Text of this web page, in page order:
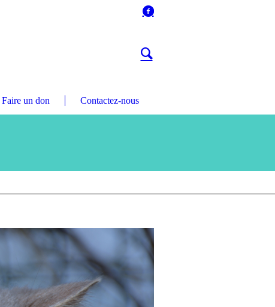
Faire un don Contactez-nous